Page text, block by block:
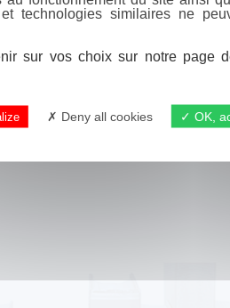
technologies similaires ne
sur vos choix sur notre page
Deny all cookies OK,